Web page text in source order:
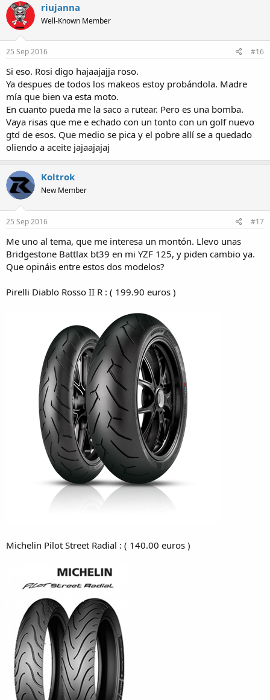
riujanna
Well-Known Member
25 Sep 2016 #16
Si eso. Rosi digo hajaajajja roso.
Ya despues de todos los makeos estoy probándola. Madre
mía que bien va esta moto.
En cuanto pueda me la saco a rutear. Pero es una bomba.
Vaya risas que me e echado con un tonto con un golf nuevo
gtd de esos. Que medio se pica y el pobre allí se a quedado
oliendo a aceite jajaajajaj
Koltrok
New Member
25 Sep 2016 #17
Me uno al tema, que me interesa un montón. Llevo unas
Bridgestone Battlax bt39 en mi YZF 125, y piden cambio ya.
Que opináis entre estos dos modelos?
Pirelli Diablo Rosso II R : ( 199.90 euros )
Michelin Pilot Street Radial : ( 140.00 euros )